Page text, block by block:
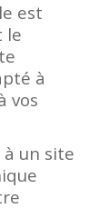
est
le
à
vos
un site